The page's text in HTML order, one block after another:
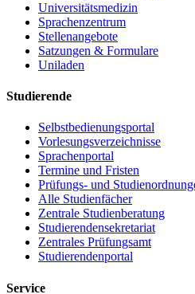
Universitätsmedizin
Sprachenzentrum
Stellenangebote
Satzungen & Formulare
Uniladen
Studierende
Selbstbedienungsportal
Vorlesungsverzeichnisse
Sprachenportal
Termine und Fristen
Prüfungs- und
Alle Studienfächer
Zentrale Studienberatung
Studierendensekretariat
Zentrales Prüfungsamt
Studierendenportal
Service